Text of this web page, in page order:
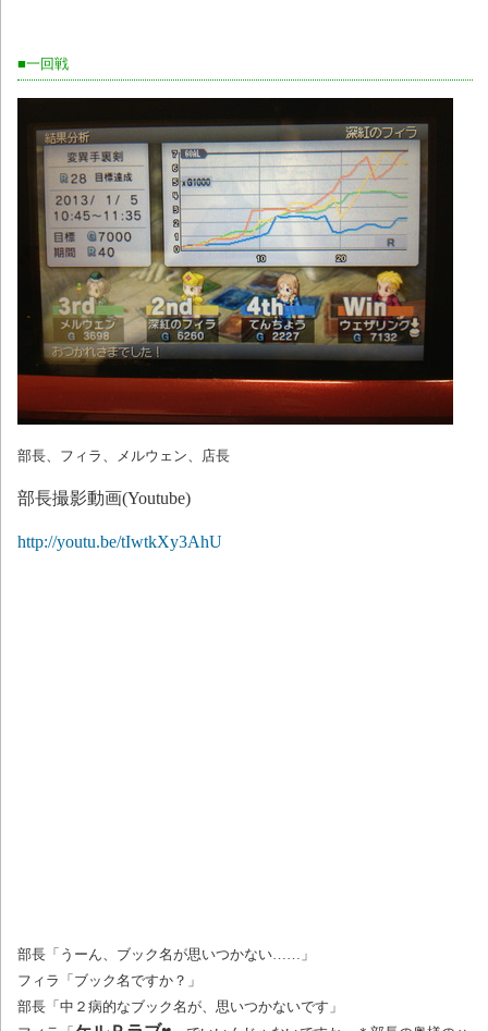
■一回戦
部長、フィラ、メルウェン、店長
部長撮影動画(Youtube)
http://youtu.be/tIwtkXy3AhU
部長「うーん、ブック名が思いつかない……」
フィラ「ブック名ですか？」
部長「中２病的なブック名が、思いつかないです」